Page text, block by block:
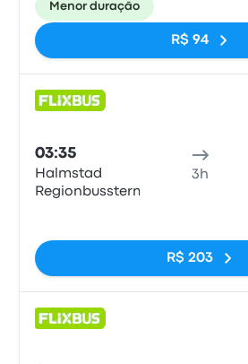
Menor duração
R$ 94
03:35
Halmstad
Regionbussterm
3h
R$ 203